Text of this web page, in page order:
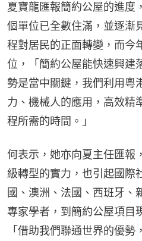
夏寶龍匯報簡約公屋的進度
個單位已全數住滿，並逐漸
程對居民的正面轉變，而今
位，「簡約公屋能快速興建
勢是當中關鍵，我們利用粵
力、機械人的應用，高效精
程所需的時間。」
何表示，她亦向夏主任匯報
級轉型的實力，也引起國際
國、澳洲、法國、西班牙、
專家學者，到簡約公屋項目
「借助我們聯通世界的優